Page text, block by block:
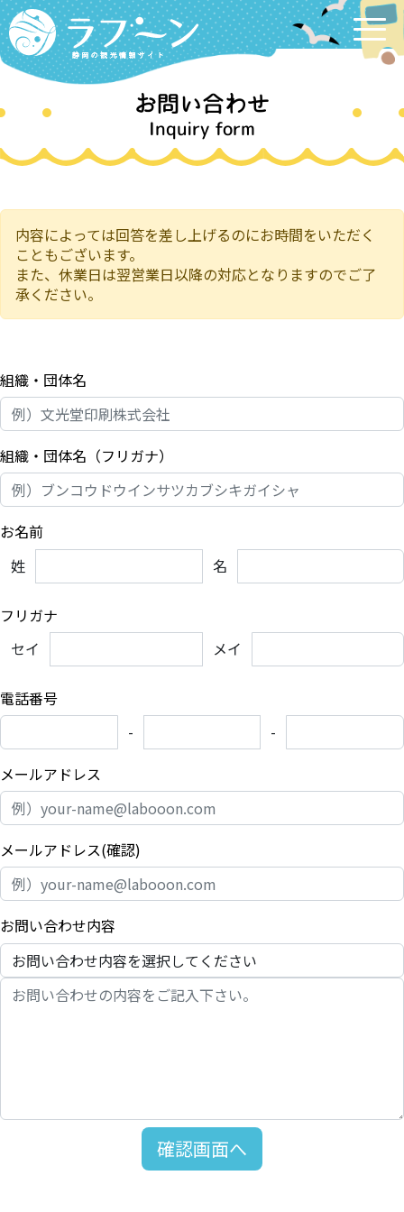
Labooon
お問い合わせ
Inquiry form
内容によっては回答を差し上げるのにお時間をいただく
こともございます。
また、休業日は翌営業日以降の対応となりますのでご了
承ください。
組織・団体名
組織・団体名（フリガナ）
お名前
姓 名
フリガナ
セイ メイ
電話番号
-
-
メールアドレス
メールアドレス(確認)
お問い合わせ内容
確認画面へ